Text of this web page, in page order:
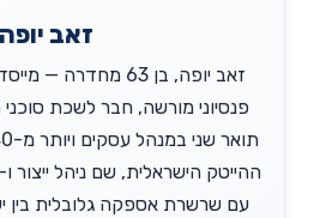
זאב יופה
פנסיוני מורשה, חבר לשכת
עם שרשרת אספקה גלובלית בין